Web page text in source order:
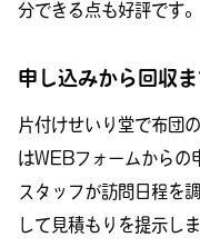
分できる点も好評です。
申し込みから回収
片付けせいり堂で布団
はWEBフォームからの
スタッフが訪問日程を
して見積もりを提示し